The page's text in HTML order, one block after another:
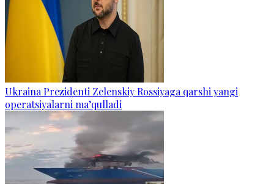
Ukraina Prezidenti Zelenskiy Rossiyaga qarshi yangi
operatsiyalarni ma’qulladi